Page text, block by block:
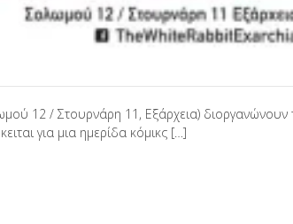
12 / Στουρνάρη 11, Εξάρχεια) διοργανώνουν
για μια ημερίδα κόμικς […]